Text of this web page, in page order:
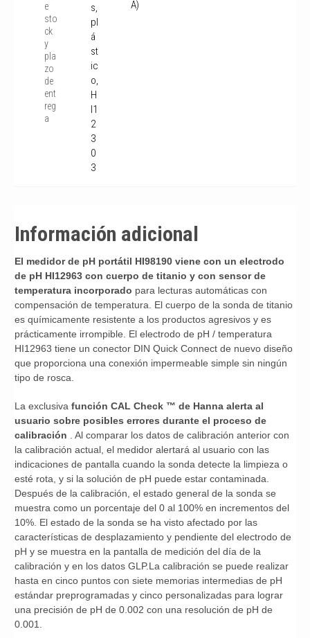
e
sto
ck
y
pla
zo
de
ent
reg
a
s,
pl
á
st
ic
o,
H
I1
2
3
0
3
A)
Información adicional
El medidor de pH portátil HI98190 viene con un electrodo
de pH HI12963 con cuerpo de titanio y con sensor de
temperatura incorporado para lecturas automáticas con
compensación de temperatura. El cuerpo de la sonda de titanio
es químicamente resistente a los productos agresivos y es
prácticamente irrompible. El electrodo de pH / temperatura
HI12963 tiene un conector DIN Quick Connect de nuevo diseño
que proporciona una conexión impermeable simple sin ningún
tipo de rosca.
La exclusiva función CAL Check ™ de Hanna alerta al
usuario sobre posibles errores durante el proceso de
calibración . Al comparar los datos de calibración anterior con
la calibración actual, el medidor alertará al usuario con las
indicaciones de pantalla cuando la sonda detecte la limpieza o
esté rota, y si la solución de pH puede estar contaminada.
Después de la calibración, el estado general de la sonda se
muestra como un porcentaje del 0 al 100% en incrementos del
10%. El estado de la sonda se ha visto afectado por las
características de desplazamiento y pendiente del electrodo de
pH y se muestra en la pantalla de medición del día de la
calibración y en los datos GLP.La calibración se puede realizar
hasta en cinco puntos con siete memorias intermedias de pH
estándar preprogramadas y cinco personalizadas para lograr
una precisión de pH de 0.002 con una resolución de pH de
0.001.